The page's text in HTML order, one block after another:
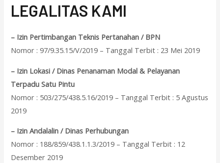
LEGALITAS KAMI
– Izin Pertimbangan Teknis Pertanahan / BPN
Nomor : 97/9.35.15/V/2019 – Tanggal Terbit : 23 Mei 2019
– Izin Lokasi / Dinas Penanaman Modal & Pelayanan
Terpadu Satu Pintu
Nomor : 503/275/438.5.16/2019 – Tanggal Terbit : 5 Agustus
2019
– Izin Andalalin / Dinas Perhubungan
Nomor : 188/859/438.1.1.3/2019 – Tanggal Terbit : 12
Desember 2019